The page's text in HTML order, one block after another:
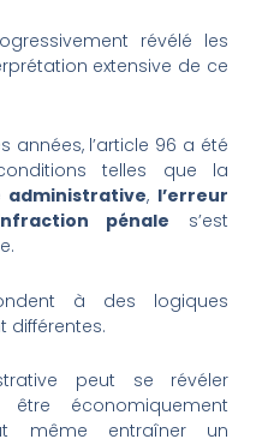
révélé les
extensive de ce
années, l’article 96 a été
telles que la
administrative, l’erreur
pénale s’est
à des logiques
différentes.
peut se révéler
économiquement
même entraîner un